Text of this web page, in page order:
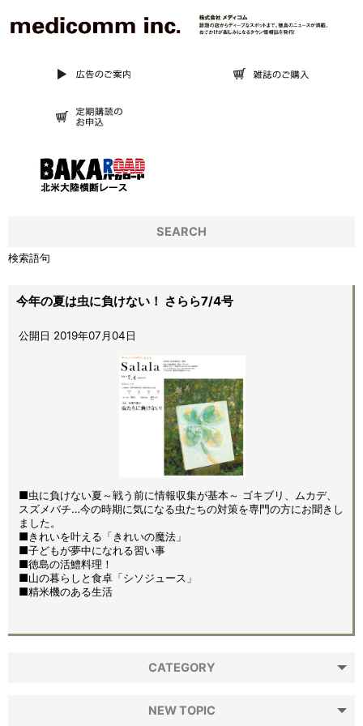
今年の夏は虫に負けない！ さらら7/4号
公開日 2019年07月04日
■虫に負けない夏～戦う前に情報収集が基本～ ゴキブリ、ムカデ、
スズメバチ…今の時期に気になる虫たちの対策を専門の方にお聞きし
ました。
■きれいを叶える「きれいの魔法」
■子どもが夢中になれる習い事
■徳島の活鱧料理！
■山の暮らしと食卓「シソジュース」
■精米機のある生活
CATEGORY
NEW TOPIC
SEARCH
検索語句